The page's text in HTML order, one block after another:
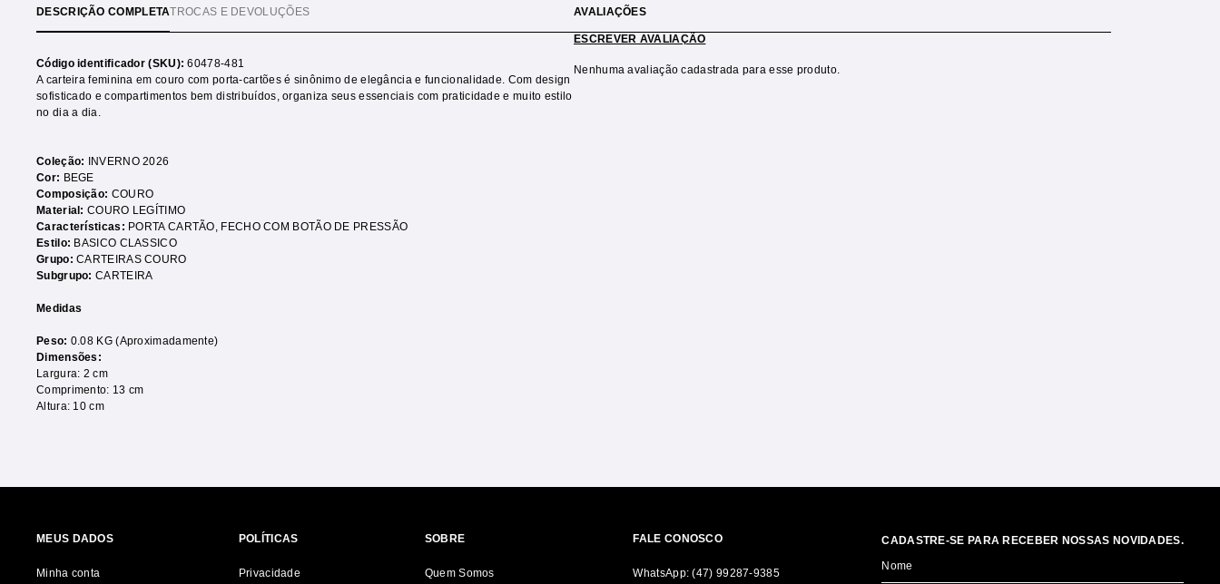
DESCRIÇÃO COMPLETATROCAS E DEVOLUÇÕES
Código identificador (SKU): 60478-481
A carteira feminina em couro com porta-cartões é sinônimo de elegância e funcionalidade. Com design
sofisticado e compartimentos bem distribuídos, organiza seus essenciais com praticidade e muito estilo
no dia a dia.
Coleção:
INVERNO 2026
Cor: BEGE
Composição: COURO
Material: COURO LEGÍTIMO
Características: PORTA CARTÃO, FECHO COM BOTÃO DE PRESSÃO
Estilo: BASICO CLASSICO
Grupo:CARTEIRAS COURO
Subgrupo: CARTEIRA
Medidas
Peso: 0.08 KG (Aproximadamente)
Dimensões:
Largura: 2 cm
Comprimento: 13 cm
Altura: 10 cm
AVALIAÇÕES
ESCREVER AVALIAÇÃO
Nenhuma avaliação cadastrada para esse produto.
MEUS DADOS
Minha conta
POLÍTICAS
Privacidade
SOBRE
Quem Somos
FALE CONOSCO
WhatsApp: (47) 99287-9385
CADASTRE-SE PARA RECEBER NOSSAS NOVIDADES.
Nome